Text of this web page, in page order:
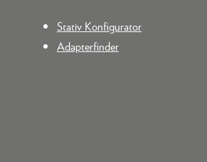
Stativ Konfigurator
Adapterfinder